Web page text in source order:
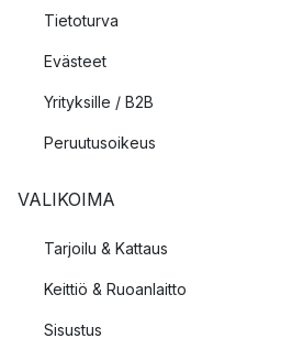
Tietoturva
Evästeet
Yrityksille / B2B
Peruutusoikeus
VALIKOIMA
Tarjoilu & Kattaus
Keittiö & Ruoanlaitto
Sisustus